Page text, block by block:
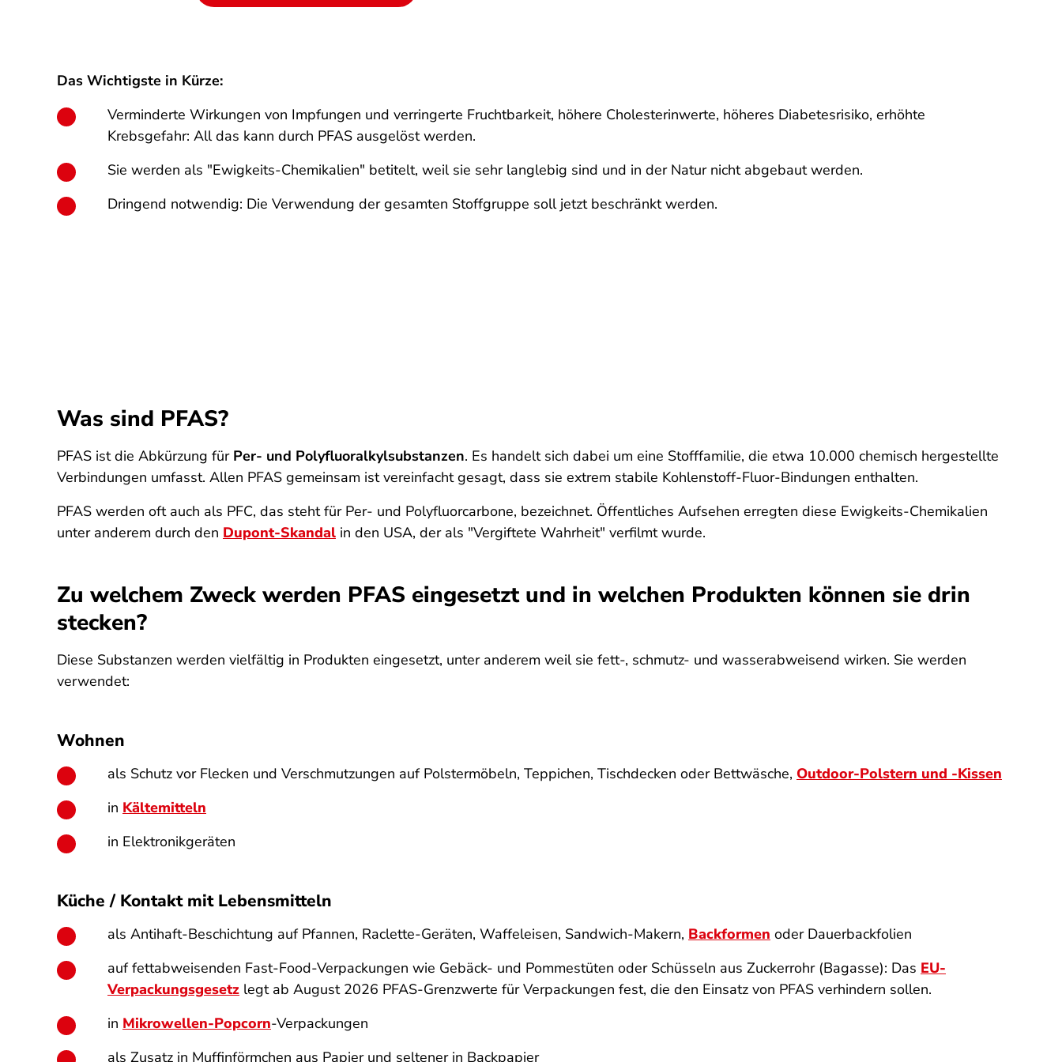
Das Wichtigste in Kürze:
Verminderte Wirkungen von Impfungen und verringerte Fruchtbarkeit, höhere Cholesterinwerte, höheres Diabetesrisiko, erhöhte
Krebsgefahr: All das kann durch PFAS ausgelöst werden.
Sie werden als "Ewigkeits-Chemikalien" betitelt, weil sie sehr langlebig sind und in der Natur nicht abgebaut werden.
Dringend notwendig: Die Verwendung der gesamten Stoffgruppe soll jetzt beschränkt werden.
Was sind PFAS?
PFAS ist die Abkürzung fürPer- und Polyfluoralkylsubstanzen. Es handelt sich dabei um eine Stofffamilie, die etwa 10.000 chemisch hergestellte
Verbindungen umfasst. Allen PFAS gemeinsam ist vereinfacht gesagt, dass sie extrem stabile Kohlenstoff-Fluor-Bindungen enthalten.
PFAS werden oft auch als PFC, das steht für Per- und Polyfluorcarbone, bezeichnet. Öffentliches Aufsehen erregten diese Ewigkeits-Chemikalien
unter anderem durch den Dupont-Skandal in den USA, der als "Vergiftete Wahrheit" verfilmt wurde.
Zu welchem Zweck werden PFAS eingesetzt und in welchen Produkten können sie drin
stecken?
Diese Substanzen werden vielfältig in Produkten eingesetzt, unter anderem weil sie fett-, schmutz- und wasserabweisend wirken. Sie werden
verwendet:
Wohnen
als Schutz vor Flecken und Verschmutzungen auf Polstermöbeln, Teppichen, Tischdecken oder Bettwäsche, Outdoor-Polstern und -Kissen
in Kältemitteln
in Elektronikgeräten
Küche / Kontakt mit Lebensmitteln
als Antihaft-Beschichtung auf Pfannen, Raclette-Geräten, Waffeleisen, Sandwich-Makern, Backformen oder Dauerbackfolien
auf fettabweisenden Fast-Food-Verpackungen wie Gebäck- und Pommestüten oder Schüsseln aus Zuckerrohr (Bagasse): Das EU-
Verpackungsgesetz legt ab August 2026 PFAS-Grenzwerte für Verpackungen fest, die den Einsatz von PFAS verhindern sollen.
in Mikrowellen-Popcorn-Verpackungen
als Zusatz in Muffinförmchen aus Papier und seltener in Backpapier